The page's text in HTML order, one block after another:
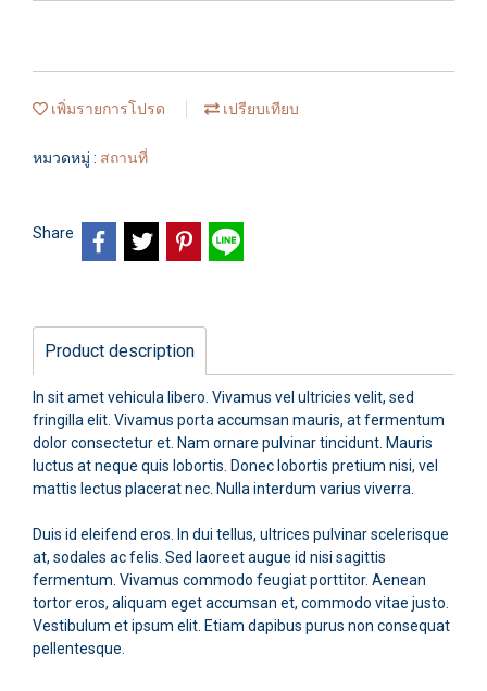
เพิ่มรายการโปรด เปรียบเทียบ
หมวดหมู่ : สถานที่
Share
Product description
In sit amet vehicula libero. Vivamus vel ultricies velit, sed
fringilla elit. Vivamus porta accumsan mauris, at fermentum
dolor consectetur et. Nam ornare pulvinar tincidunt. Mauris
luctus at neque quis lobortis. Donec lobortis pretium nisi, vel
mattis lectus placerat nec. Nulla interdum varius viverra.
Duis id eleifend eros. In dui tellus, ultrices pulvinar scelerisque
at, sodales ac felis. Sed laoreet augue id nisi sagittis
fermentum. Vivamus commodo feugiat porttitor. Aenean
tortor eros, aliquam eget accumsan et, commodo vitae justo.
Vestibulum et ipsum elit. Etiam dapibus purus non consequat
pellentesque.